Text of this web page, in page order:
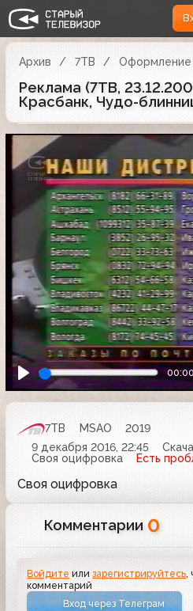
Архив 7ТВ Оформление
Реклама (7ТВ,
Красбанк, Чудо-
7ТВ MSAO
2019
9 декабря 2016, 22:45
Своя оцифровка
Есть
Своя оцифровка
Комментарии 0
Войдите илизарегистрируйтесь,
комментарий
Вход через Телеграм